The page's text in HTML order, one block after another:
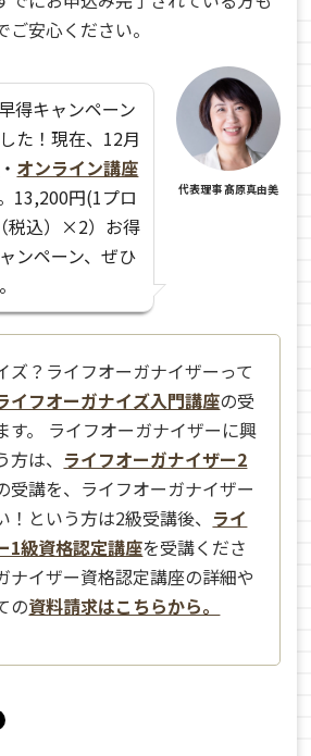
安心ください。
得キャンペーン
た！現在、12月
・ オンライン講座
13,200円(1プロ
込）×2） お得
ンペーン、ぜひ
代表理事 髙原真由美
ズ？ライフオーガナイザーって
イフオーガナイズ入門講座の受
す。 ライフオーガナイザーに興
は、 ライフオーガナイザー2
受講を、ライフオーガナイザー
！という方は2級受講後、 ライ
1級資格認定講座を受講くださ
ナイザー資格認定講座の詳細や
の資料請求はこちらから。